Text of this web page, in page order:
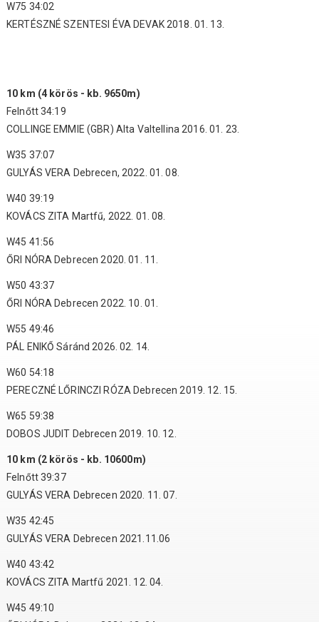
W75 34:02
KERTÉSZNÉ SZENTESI ÉVA DEVAK 2018. 01. 13.
10 km (4 körös - kb. 9650m)
Felnőtt 34:19
COLLINGE EMMIE (GBR) Alta Valtellina 2016. 01. 23.
W35 37:07
GULYÁS VERA Debrecen, 2022. 01. 08.
W40 39:19
KOVÁCS ZITA Martfű, 2022. 01. 08.
W45 41:56
ŐRI NÓRA Debrecen 2020. 01. 11.
W50 43:37
ŐRI NÓRA Debrecen 2022. 10. 01.
W55 49:46
PÁL ENIKŐ Sáránd 2026. 02. 14.
W60 54:18
PERECZNÉ LŐRINCZI RÓZA Debrecen 2019. 12. 15.
W65 59:38
DOBOS JUDIT Debrecen 2019. 10. 12.
10 km (2 körös - kb. 10600m)
Felnőtt 39:37
GULYÁS VERA Debrecen 2020. 11. 07.
W35 42:45
GULYÁS VERA Debrecen 2021.11.06
W40 43:42
KOVÁCS ZITA Martfű 2021. 12. 04.
W45 49:10